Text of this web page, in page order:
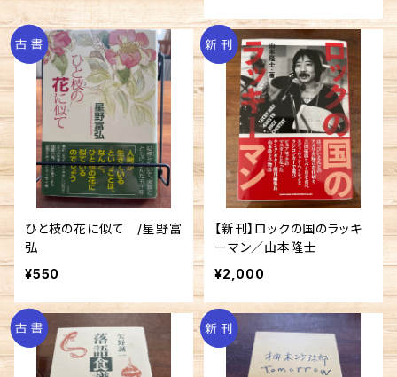
ひと枝の花に似て /星野富
弘
¥550
【新刊】ロックの国のラッキ
ーマン／山本隆士
¥2,000